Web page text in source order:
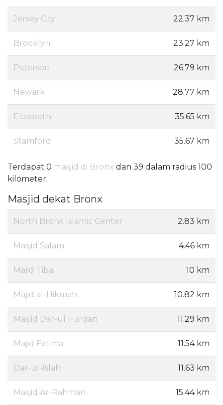
Jersey City 22.37 km
Brooklyn 23.27 km
Paterson 26.79 km
Newark 28.77 km
Elizabeth 35.65 km
Stamford 35.67 km
Terdapat 0 masjid di Bronx dan 39 dalam radius 100
kilometer.
Masjid dekat Bronx
North Bronx Islamic Center 2.83 km
Masjid Salam 4.46 km
Majid Tiba 10 km
Majid al-Hikmah 10.82 km
Masjid Dar-ul Furqan 11.29 km
Majid Fatima 11.54 km
Dar-ul-Islah 11.63 km
Masjid Ar-Rahman 15.44 km